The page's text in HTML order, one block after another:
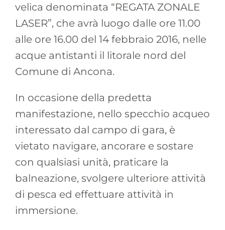
velica denominata “REGATA ZONALE
LASER”, che avrà luogo dalle ore 11.00
alle ore 16.00 del 14 febbraio 2016, nelle
acque antistanti il litorale nord del
Comune di Ancona.
In occasione della predetta
manifestazione, nello specchio acqueo
interessato dal campo di gara, è
vietato navigare, ancorare e sostare
con qualsiasi unità, praticare la
balneazione, svolgere ulteriore attività
di pesca ed effettuare attività in
immersione.